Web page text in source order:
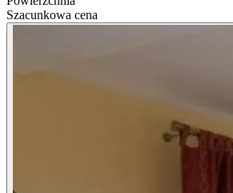
Szacunkowa cena